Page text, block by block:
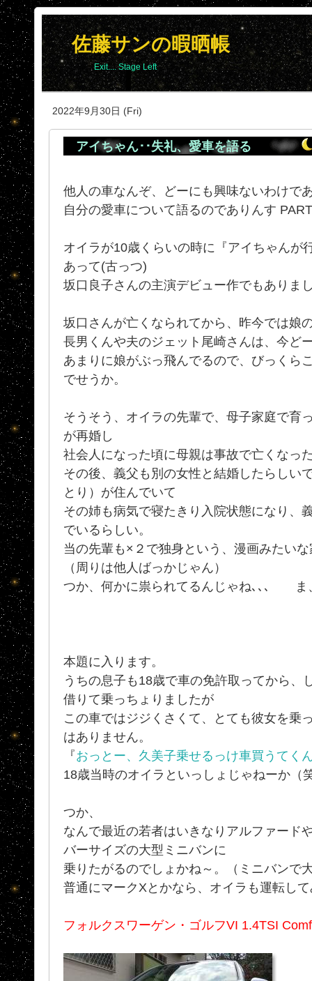
佐藤サンの暇晒帳
Exit.... Stage Left
2022年9月30日 (Fri)
アイちゃん･･失礼、愛車を語る
他人の車なんぞ、どーにも興味ないわけで
自分の愛車について語るのでありんす
オイラが10歳くらいの時に『アイちゃんが
あって(古っつ)
坂口良子さんの主演デビュー作でもありま
坂口さんが亡くなられてから、昨今では娘
長男くんや夫のジェット尾崎さんは、今ど
あまりに娘がぶっ飛んでるので、びっくら
でせうか。
そうそう、オイラの先輩で、母子家庭で育
が再婚し
社会人になった頃に母親は事故で亡くなっ
その後、義父も別の女性と結婚したらしい
とり）が住んでいて
その姉も病気で寝たきり入院状態になり、
でいるらしい。
当の先輩も×２で独身という、漫画みたい
（周りは他人ばっかじゃん）
つか、何かに祟られてるんじゃね､､､ ま
本題に入ります。
うちの息子も18歳で車の免許取ってから、
借りて乗っちょりましたが
この車ではジジくさくて、とても彼女を乗
はありません。
『おっとー、久美子乗せるっけ車買うてく
18歳当時のオイラといっしょじゃねーか（
つか、
なんで最近の若者はいきなりアルファード
バーサイズの大型ミニバンに
乗りたがるのでしょかね～。（ミニバンで
普通にマークXとかなら、オイラも運転し
フォルクスワーゲン・ゴルフVI 1.4TSI